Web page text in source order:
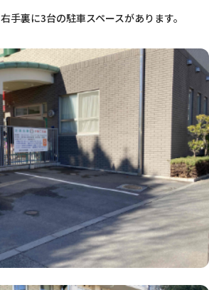
手裏に3台の駐車スペースがあります。